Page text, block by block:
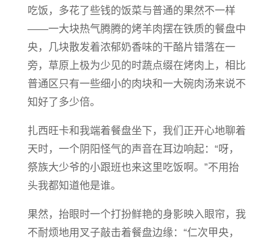
吃饭，多花了些钱的饭菜与普通的果然不一样
——一大块热气腾腾的烤羊肉摆在铁质的餐盘中
央，几块散发着浓郁奶香味的干酪片错落在一
旁，草原上极为少见的时蔬点缀在烤肉上，相比
普通区只有一些细小的肉块和一大碗肉汤来说不
知好了多少倍。
扎西旺卡和我端着餐盘坐下，我们正开心地聊着
天时，一个阴阳怪气的声音在耳边响起：“呀，
祭族大少爷的小跟班也来这里吃饭啊。”不用抬
头我都知道他是谁。
果然，抬眼时一个打扮鲜艳的身影映入眼帘，我
不耐烦地用叉子敲击着餐盘边缘：“仁次甲央，